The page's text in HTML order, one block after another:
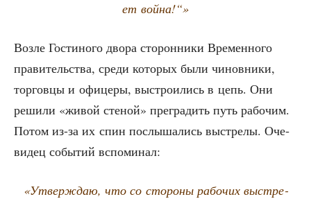
ет война!“»
Воз­ле Гости­но­го дво­ра сто­рон­ни­ки Вре­мен­но­го
пра­ви­тель­ства, сре­ди кото­рых были чинов­ни­ки,
тор­гов­цы и офи­це­ры, выстро­и­лись в цепь. Они
реши­ли «живой сте­ной» пре­гра­дить путь рабо­чим.
Потом из-за их спин послы­ша­лись выстре­лы. Оче­
ви­дец собы­тий вспоминал:
«Утвер­ждаю, что со сто­ро­ны рабо­чих выстре­